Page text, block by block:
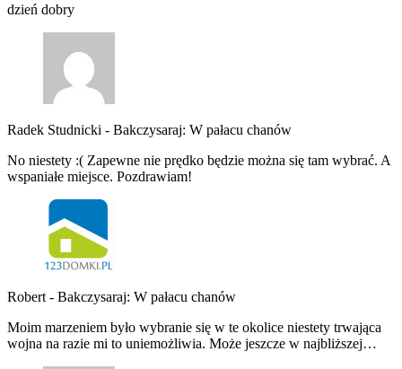
dzień dobry
Radek Studnicki - Bakczysaraj: W pałacu chanów
No niestety :( Zapewne nie prędko będzie można się tam wybrać. A
wspaniałe miejsce. Pozdrawiam!
Robert - Bakczysaraj: W pałacu chanów
Moim marzeniem było wybranie się w te okolice niestety trwająca
wojna na razie mi to uniemożliwia. Może jeszcze w najbliższej…